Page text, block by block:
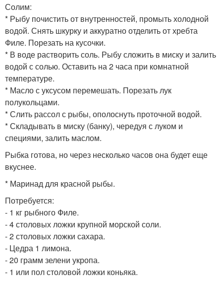
Солим:
* Рыбу почистить от внутренностей, промыть холодной
водой. Снять шкурку и аккуратно отделить от хребта
Филе. Порезать на кусочки.
* В воде растворить соль. Рыбу сложить в миску и залить
водой с солью. Оставить на 2 часа при комнатной
температуре.
* Масло с уксусом перемешать. Порезать лук
полукольцами.
* Слить рассол с рыбы, ополоснуть проточной водой.
* Складывать в миску (банку), чередуя с луком и
специями, залить маслом.
Рыбка готова, но через несколько часов она будет еще
вкуснее.
* Маринад для красной рыбы.
Потребуется:
- 1 кг рыбного Филе.
- 4 столовых ложки крупной морской соли.
- 2 столовых ложки сахара.
- Цедра 1 лимона.
- 20 грамм зелени укропа.
- 1 или пол столовой ложки коньяка.